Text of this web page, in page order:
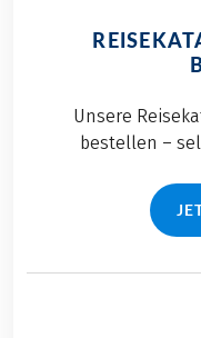
Unsere
bestellen –